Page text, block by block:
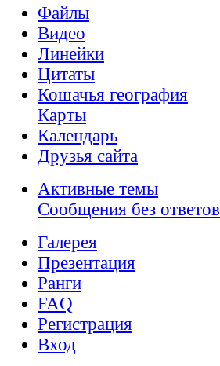
Файлы
Видео
Линейки
Цитаты
Кошачья география
Карты
Календарь
Друзья сайта
Активные темы
Сообщения без ответов
Галерея
Презентация
Ранги
FAQ
Регистрация
Вход